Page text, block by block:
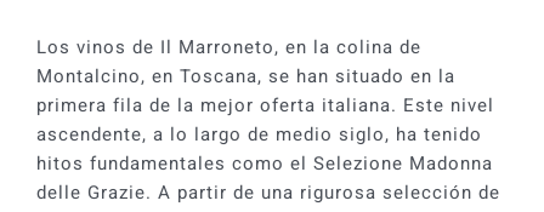
di
Montalcino
Selezione
Madonna
delle
Grazie
Los vinos de Il Marroneto, en la colina de
Montalcino, en Toscana, se han situado en la
primera fila de la mejor oferta italiana. Este nivel
ascendente, a lo largo de medio siglo, ha tenido
hitos fundamentales como el Selezione Madonna
delle Grazie. A partir de una rigurosa selección de